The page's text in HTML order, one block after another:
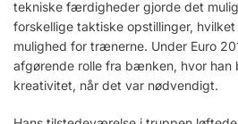
tekniske færdigheder gjorde det
forskellige taktiske opstillinger,
mulighed for trænerne. Under Euro
afgørende rolle fra bænken, hvor han
kreativitet, når det var nødvendigt.